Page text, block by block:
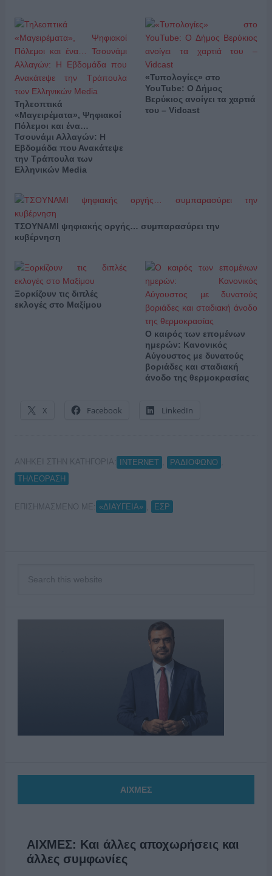
Τηλεοπτικά
«Μαγειρέματα», Ψηφιακοί
Πόλεμοι και ένα…
Τσουνάμι Αλλαγών: Η
Εβδομάδα που Ανακάτεψε
την Τράπουλα των
Ελληνικών Media
«Τυπολογίες» στο
YouTube: Ο Δήμος
Βερύκιος ανοίγει τα χαρτιά
του – Vidcast
ΤΣΟΥΝΑΜΙ ψηφιακής οργής… συμπαρασύρει την
κυβέρνηση
Ξορκίζουν τις διπλές
εκλογές στο Μαξίμου
Ο καιρός των επομένων
ημερών: Κανονικός
Αύγουστος με δυνατούς
βοριάδες και σταδιακή
άνοδο της θερμοκρασίας
X Facebook LinkedIn
ΑΝΗΚΕΙ ΣΤΗΝ ΚΑΤΗΓΟΡΙΑ: INTERNET ΡΑΔΙΟΦΩΝΟ
ΤΗΛΕΟΡΑΣΗ
ΕΠΙΣΗΜΑΣΜΕΝΟ ΜΕ: «ΔΙΑΥΓΕΙΑ» ΕΣΡ
ΑΙΧΜΕΣ
ΑΙΧΜΕΣ: Και άλλες αποχωρήσεις και
άλλες συμφωνίες